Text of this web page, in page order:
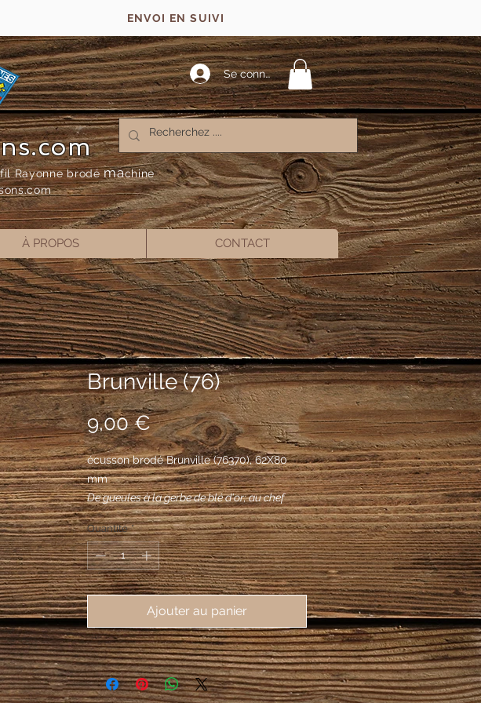
ENVOI EN SUIVI
Se connecter
Rayonne brodémachine
À PROPOS CONTACT
Brunville (76)
9,00 €Prix
écusson brodé Brunville (76370), 62X80
mm
De gueules à la gerbe de blé d'or; au chef
ondé cousu d'azur chargé d'un ex-voto de
voilier de pêche d'argent accosté de deux
pommes de pin d'or.
Quantité *
Ajouter au panier